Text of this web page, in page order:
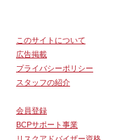
このサイトについて
広告掲載
プライバシーポリシー
スタッフの紹介
会員登録
BCPサポート事業